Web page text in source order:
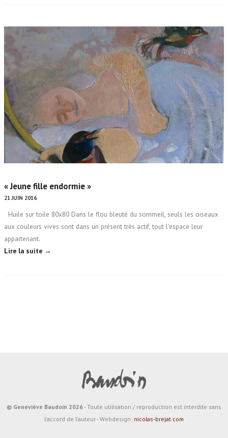
« Jeune fille endormie »
21 JUIN 2016
Huile sur toile 80x80 Dans le flou bleuté du sommeil, seuls les oiseaux
aux couleurs vives sont dans un présent très actif, tout l'espace leur
appartenant.
Lire la suite →
© Geneviève Baudoin 2026- Toute utilisation / reproduction est interdite sans
l'accord de l'auteur - Webdesign: nicolas-brejat.com